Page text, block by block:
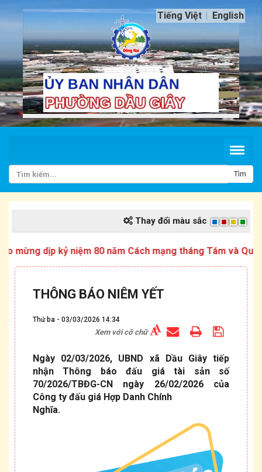
Tiếng Việt English
Tìm
Thay đổi màu sắc
dịp kỷ niệm 80 năm Cách mạng tháng Tám và Quốc
THÔNG BÁO NIÊM YẾT
Thứ ba - 03/03/2026 14:34
Xem với cỡ chữ
Ngày 02/03/2026, UBND xã Dầu Giây tiếp
nhận Thông báo đấu giá tài sản số
70/2026/TBĐG-CN ngày 26/02/2026 của
Công ty đấu giá Hợp Danh Chính
Nghĩa.